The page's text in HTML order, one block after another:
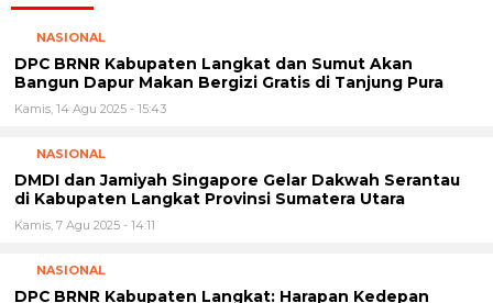
NASIONAL
DPC BRNR Kabupaten Langkat dan Sumut Akan
Bangun Dapur Makan Bergizi Gratis di Tanjung Pura
Kamis, 14 Agu 2025 - 15:43
NASIONAL
DMDI dan Jamiyah Singapore Gelar Dakwah Serantau
di Kabupaten Langkat Provinsi Sumatera Utara
Kamis, 7 Agu 2025 - 14:11
NASIONAL
DPC BRNR Kabupaten Langkat: Harapan Kedepan